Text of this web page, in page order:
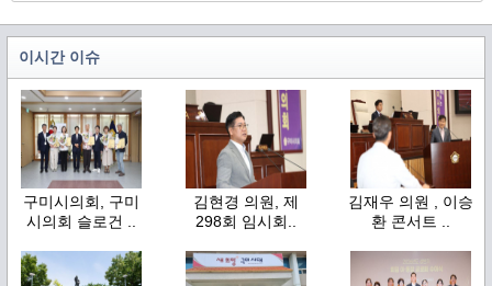
이시간 이슈
구미시의회, 구미
시의회 슬로건 ..
김현경 의원, 제
298회 임시회..
김재우 의원 , 이승
환 콘서트 ..